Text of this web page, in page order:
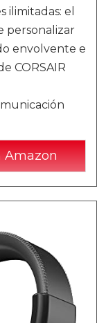
ilimitadas: el
personalizar
envolvente e
CORSAIR
Amazon